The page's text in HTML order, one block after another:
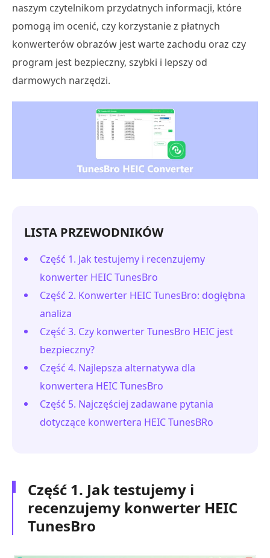
naszym czytelnikom przydatnych informacji, które
pomogą im ocenić, czy korzystanie z płatnych
konwerterów obrazów jest warte zachodu oraz czy
program jest bezpieczny, szybki i lepszy od
darmowych narzędzi.
LISTA PRZEWODNIKÓW
Część 1. Jak testujemy i recenzujemy
konwerter HEIC TunesBro
Część 2. Konwerter HEIC TunesBro: dogłębna
analiza
Część 3. Czy konwerter TunesBro HEIC jest
bezpieczny?
Część 4. Najlepsza alternatywa dla
konwertera HEIC TunesBro
Część 5. Najczęściej zadawane pytania
dotyczące konwertera HEIC TunesBRo
Część 1. Jak testujemy i
recenzujemy konwerter HEIC
TunesBro